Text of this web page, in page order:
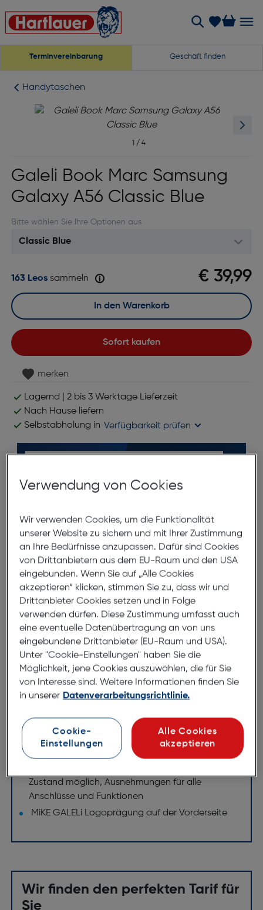
Terminvereinbarung Geschäft finden
Handytaschen
1 / 4
Galeli Book Marc Samsung
Galaxy A56 Classic Blue
Bitte wählen Sie Ihre Optionen aus
€ 39,99
163 Leossammeln
Sofort kaufen
In den Warenkorb
merken
Lagernd | 2 bis 3 Werktage Lieferzeit
Nach Hause liefern
Selbstabholung in Verfügbarkeit prüfen
Produktbeschreibung
Galeli Book Marc Samsung Galaxy
A56 Classic Blue
ArtNr.: 180007686
Book Case MARC
Handgefertigtes Case aus hochwertigem
Rindsleder
Hartschale
praktisches und funktionales Design
Aufstellfunktion, Magnetverschluss, Fach für
Zustand möglich, Ausnehmungen für alle
Anschlüsse und Funktionen
MiKE GALELi Logoprägung auf der Vorderseite
Wir finden den perfekten Tarif für
Sie
Verwendung von Cookies
Wir verwenden Cookies, um die Funktionalität
unserer Website zu sichern und mit Ihrer Zustimmung
an Ihre Bedürfnisse anzupassen. Dafür sind Cookies
von Drittanbietern aus dem EU-Raum und den USA
eingebunden. Wenn Sie auf „Alle Cookies
akzeptieren“ klicken, stimmen Sie zu, dass wir und
Drittanbieter Cookies setzen und in Folge
verwenden dürfen. Diese Zustimmung umfasst auch
eine eventuelle Datenübertragung an von uns
eingebundene Drittanbieter (EU-Raum und USA).
Unter "Cookie-Einstellungen" haben Sie die
Möglichkeit, jene Cookies auszuwählen, die für Sie
von Interesse sind. Weitere Informationen finden Sie
in unserer Datenverarbeitungsrichtlinie.
Cookie-
Einstellungen
Alle Cookies
akzeptieren